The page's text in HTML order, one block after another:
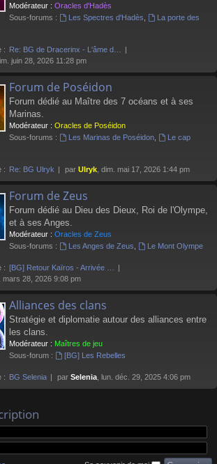
Modérateur : Oracles d'Hadès
Sous-forums :
Les Spectres d'Hadès
La porte des
: Re: BG de Dracerinx - L'âme d…
juin 28, 2026 11:28 pm
Forum de Poséidon
Forum dédié au Maître des 7 océans et à ses
Marinas.
Modérateur : Oracles de Poséidon
Sous-forums :
Les Marinas de Poséidon,
Le cap
: Re: BG Ulryk par Ulryk , dim. mai 17, 2026 1:44 pm
Forum de Zeus
Forum dédié au Dieu des Dieux, Roi de l'Olympe,
et à ses Anges.
Modérateur : Oracles de Zeus
Sous-forums :
Les Anges de Zeus
Le Mont Olympe
: [BG] Retour Kaïros - Arrivée …
mars 28, 2026 9:08 pm
Alliances des clans
Stratégie et diplomatie autour des alliances entre
les clans.
Modérateur : Maîtres de jeu
Sous-forum :
[BG] Les Rebelles
: BG Selenia par Selenia , lun. déc. 29, 2025 4:06 pm